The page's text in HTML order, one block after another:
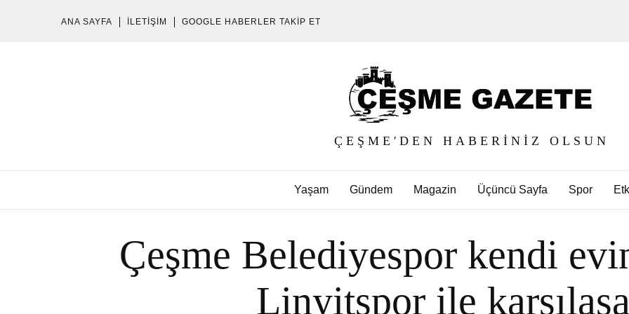
ANA SAYFA İLETIŞIM GOOGLE HABERLER TAKIP ET
ÇEŞME'DEN HABERINIZ OLSUN
Yaşam Gündem Magazin Üçüncü Sayfa Spor
Çeşme Belediyespor kendi
Linyitspor ile